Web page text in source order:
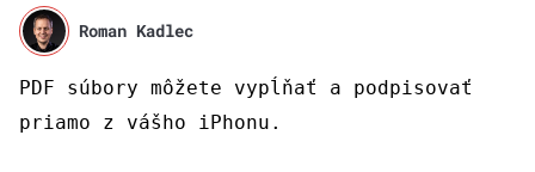
Roman Kadlec
PDF súbory môžete vypĺňať a podpisovať
priamo z vášho iPhonu.